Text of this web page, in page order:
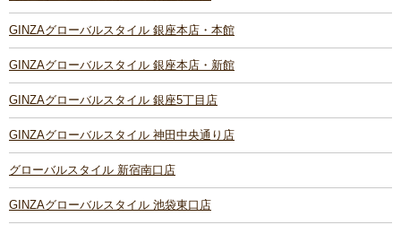
GINZAグローバルスタイル 銀座本店・本館
GINZAグローバルスタイル 銀座本店・新館
GINZAグローバルスタイル 銀座5丁目店
GINZAグローバルスタイル 神田中央通り店
グローバルスタイル 新宿南口店
GINZAグローバルスタイル 池袋東口店